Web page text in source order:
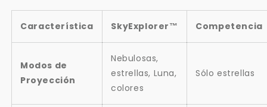
Característica SkyExplorer™ Competencia
Modos de
Proyección
Nebulosas,
estrellas, Luna,
colores
Sólo estrellas